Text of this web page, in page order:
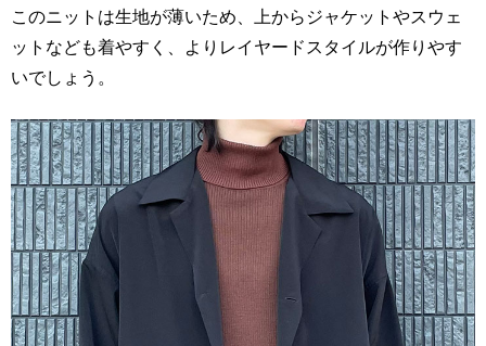
このニットは生地が薄いため、上からジャケットやスウェ
ットなども着やすく、よりレイヤードスタイルが作りやす
いでしょう。